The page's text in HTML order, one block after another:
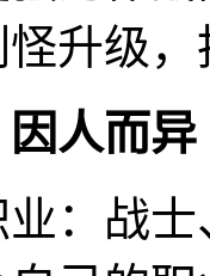
升级
人而异
：战